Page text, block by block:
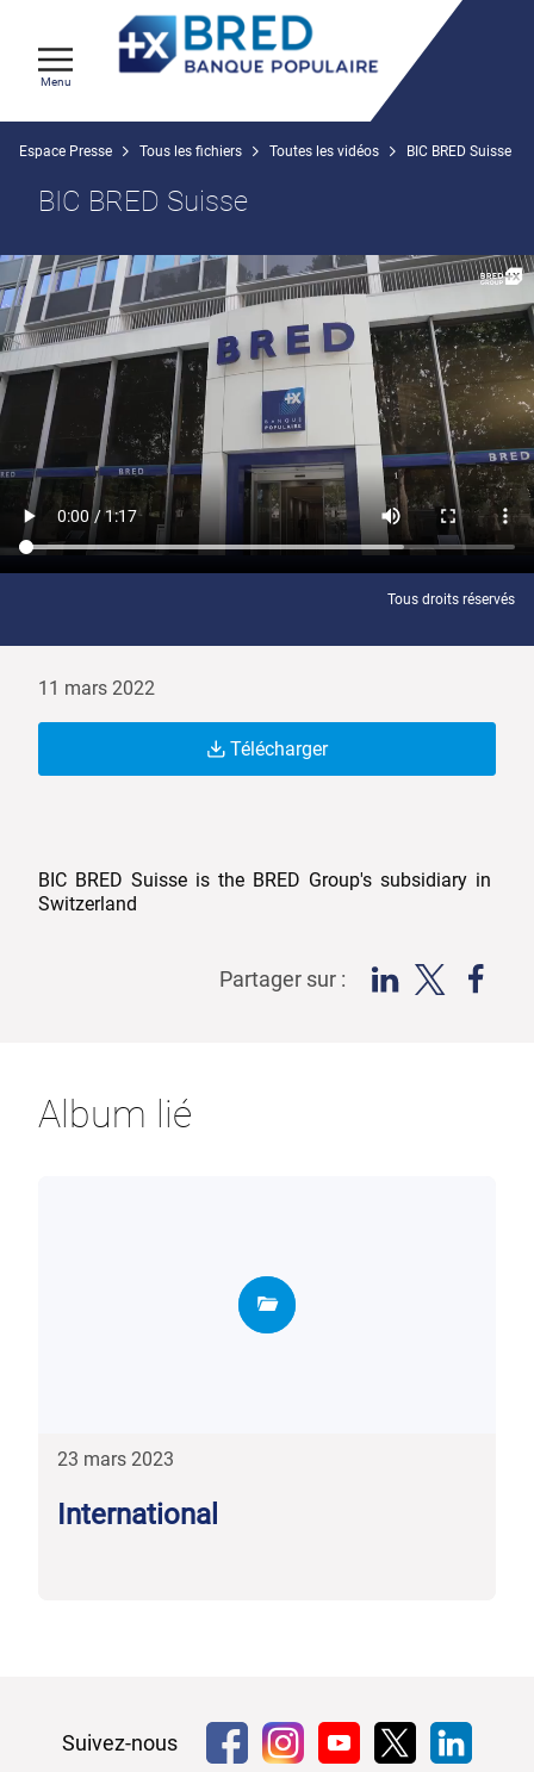
Menu
Espace Presse Tous les fichiers Toutes les vidéos BIC BRED Suisse
11 mars 2022
Télécharger
BIC BRED Suisse
Tous droits réservés
BIC BRED Suisse is the BRED Group's subsidiary in
Switzerland
Partager sur :
Album lié
23 mars 2023
International
Suivez-nous